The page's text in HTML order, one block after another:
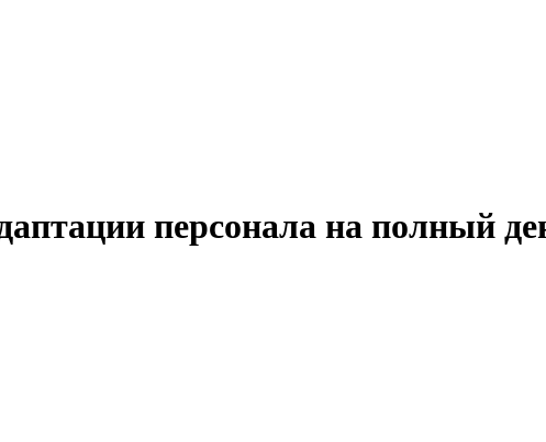
персонала на полный